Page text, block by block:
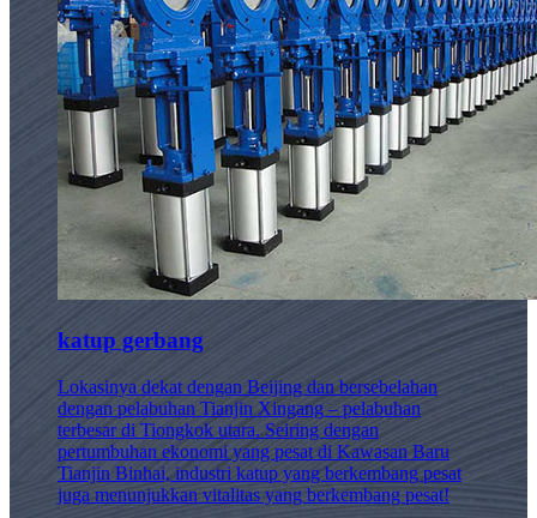
katup gerbang
Lokasinya dekat dengan Beijing dan bersebelahan
dengan pelabuhan Tianjin Xingang – pelabuhan
terbesar di Tiongkok utara. Seiring dengan
pertumbuhan ekonomi yang pesat di Kawasan Baru
Tianjin Binhai, industri katup yang berkembang pesat
juga menunjukkan vitalitas yang berkembang pesat!